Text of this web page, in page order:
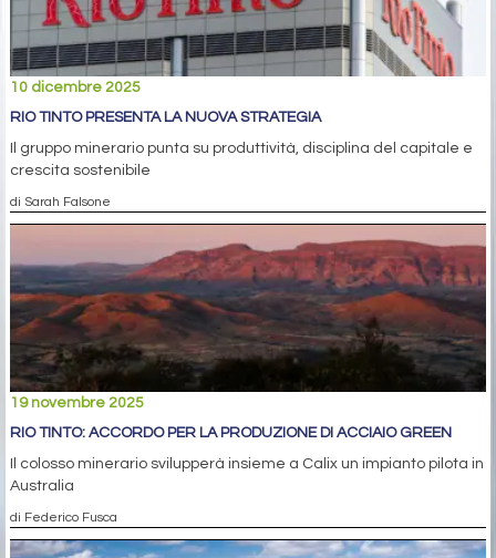
10 dicembre 2025
RIO TINTO PRESENTA LA NUOVA STRATEGIA
Il gruppo minerario punta su produttività, disciplina del capitale e
crescita sostenibile
di Sarah Falsone
19 novembre 2025
RIO TINTO: ACCORDO PER LA PRODUZIONE DI ACCIAIO GREEN
Il colosso minerario svilupperà insieme a Calix un impianto pilota in
Australia
di Federico Fusca